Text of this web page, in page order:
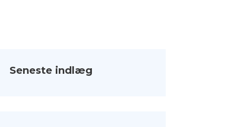
Seneste indlæg